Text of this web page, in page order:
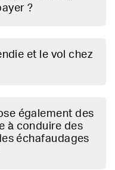
?
et le vol chez
également des
à conduire des
échafaudages